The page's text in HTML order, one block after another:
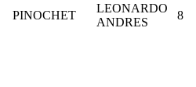
PINOCHET
LEONARDO
ANDRES
8